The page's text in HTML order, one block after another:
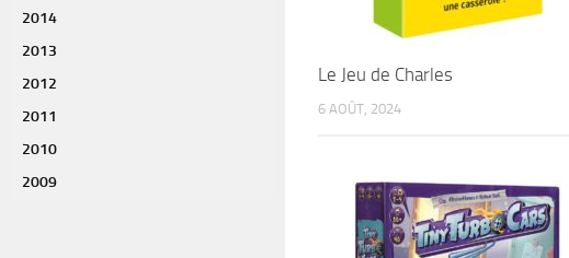
Le Jeu de Charles
6 AOÛT, 2024
2014
2013
2012
2011
2010
2009